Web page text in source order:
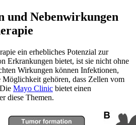
und Nebenwirkungen
ein erhebliches Potenzial zur
Erkrankungen bietet, ist sie nicht ohne
Wirkungen können Infektionen,
gehören, dass Zellen vom
Mayo Clinic bietet einen
diese Themen.